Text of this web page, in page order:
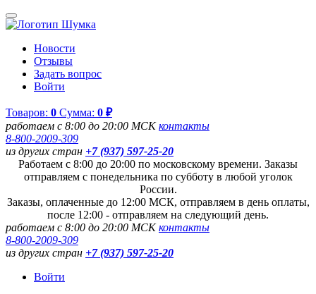
Новости
Отзывы
Задать вопрос
Войти
Товаров: 0 Сумма: 0 ₽
работаем с 8:00 до 20:00 МСКконтакты
8-800-2009-309
из других стран +7 (937) 597-25-20
Работаем с 8:00 до 20:00 по московскому времени. Заказы
отправляем с понедельника по субботу в любой уголок
России.
Заказы, оплаченные до 12:00 МСК, отправляем в день оплаты,
после 12:00 - отправляем на следующий день.
работаем с 8:00 до 20:00 МСКконтакты
8-800-2009-309
из других стран +7 (937) 597-25-20
Войти